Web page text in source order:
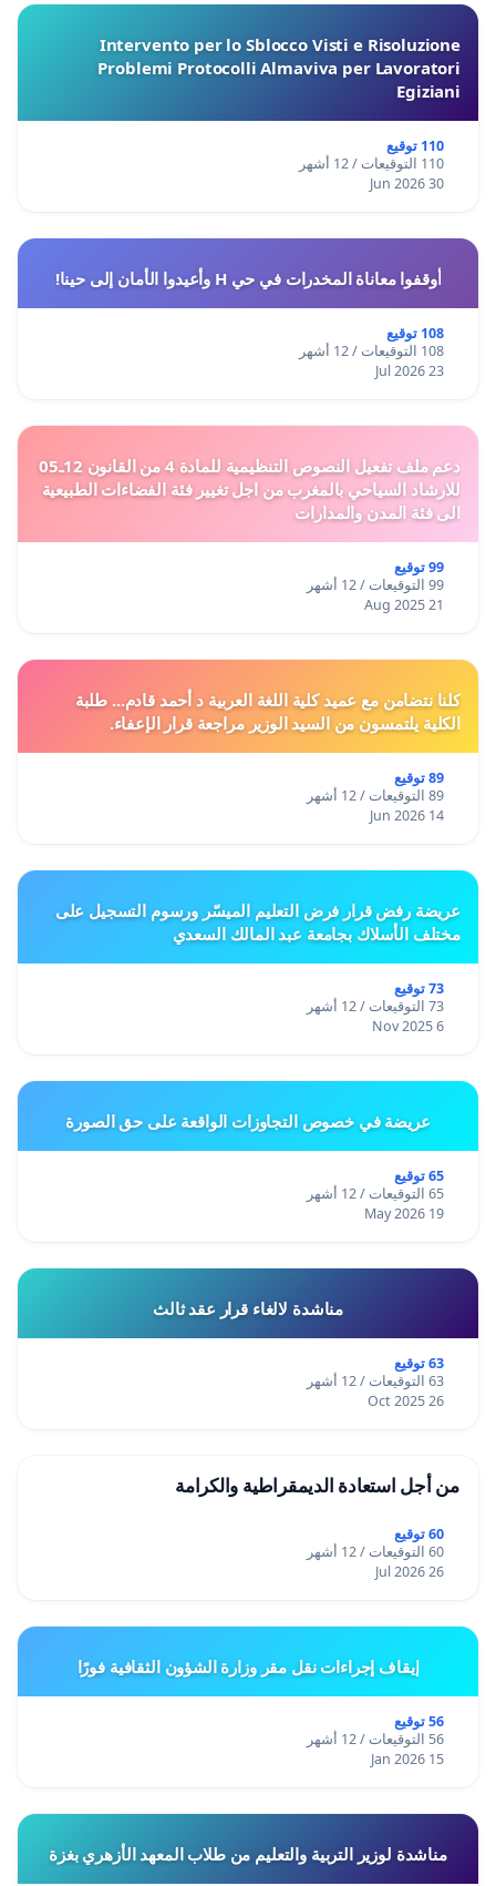
Intervento per lo Sblocco Visti e Risoluzione
Problemi Protocolli Almaviva per Lavoratori
Egiziani
110 توقيع
110 التوقيعات / 12 أشهر
30 Jun 2026
أوقفوا معاناة المخدرات في حي H وأعيدوا الأمان إلى حينا!
108 توقيع
108 التوقيعات / 12 أشهر
23 Jul 2026
دعم ملف تفعيل النصوص التنظيمية للمادة 4 من القانون 12ـ05
للارشاد السياحي بالمغرب من اجل تغيير فئة الفضاءات الطبيعية
الى فئة المدن والمدارات
99 توقيع
99 التوقيعات / 12 أشهر
21 Aug 2025
كلنا نتضامن مع عميد كلية اللغة العربية د أحمد قادم... طلبة
الكلية يلتمسون من السيد الوزير مراجعة قرار الإعفاء.
89 توقيع
89 التوقيعات / 12 أشهر
14 Jun 2026
عريضة رفض قرار فرض التعليم الميسّر ورسوم التسجيل على
مختلف الأسلاك بجامعة عبد المالك السعدي
73 توقيع
73 التوقيعات / 12 أشهر
6 Nov 2025
عريضة في خصوص التجاوزات الواقعة على حق الصورة
65 توقيع
65 التوقيعات / 12 أشهر
19 May 2026
مناشدة لالغاء قرار عقد ثالث
63 توقيع
63 التوقيعات / 12 أشهر
26 Oct 2025
من أجل استعادة الديمقراطية والكرامة
60 توقيع
60 التوقيعات / 12 أشهر
26 Jul 2026
إيقاف إجراءات نقل مقر وزارة الشؤون الثقافية فورًا
56 توقيع
56 التوقيعات / 12 أشهر
15 Jan 2026
مناشدة لوزير التربية والتعليم من طلاب المعهد الأزهري بغزة